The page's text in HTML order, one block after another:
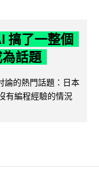
搞了一整個
話題
論的熱門話題：日本
有編程經驗的情況